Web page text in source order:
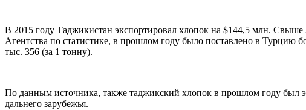
В 2015 году Таджикистан экспортировал хлопок на $144,5 млн.
Агентства по статистике, в прошлом году было поставлено в Турцию
тыс. 356 (за 1 тонну).
По данным источника, также таджикский хлопок в прошлом году был
дальнего зарубежья.